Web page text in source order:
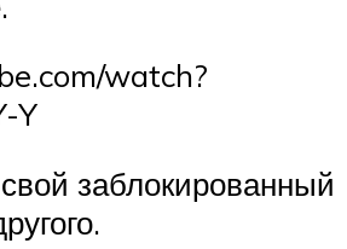
watch?
Y
заблокированный